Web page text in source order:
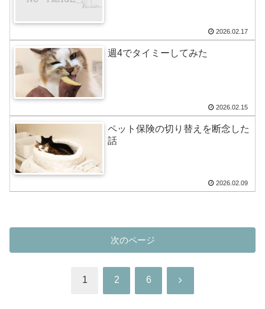
2026.02.17
週4でタイミーしてみた
2026.02.15
ペット保険の切り替えを断念した
話
2026.02.09
次のページ
1 2 6 次